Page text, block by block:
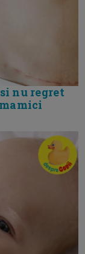
nu regret